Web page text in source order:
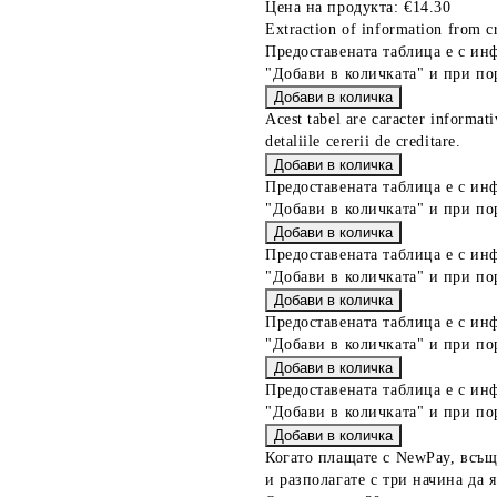
Цена на продукта: €14.30
Extraction of information from
Предоставената таблица е с
"Добави в количката" и при
Acest tabel are caracter
detaliile cererii de creditare.
Предоставената таблица е с
"Добави в количката" и при
Предоставената таблица е с
"Добави в количката" и при
Предоставената таблица е с
"Добави в количката" и при
Предоставената таблица е с
"Добави в количката" и при
Когато плащате с NewPay,
и разполагате с три начина да